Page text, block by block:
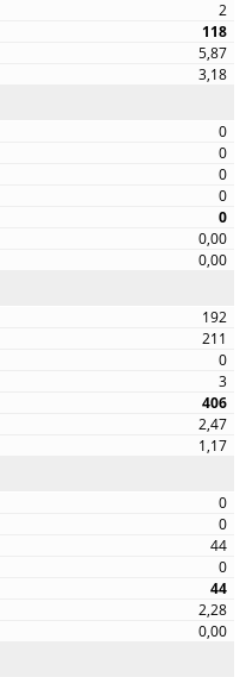
2
118
5,87
3,18
0
0
0
0
0
0,00
0,00
192
211
0
3
406
2,47
1,17
0
0
44
0
44
2,28
0,00